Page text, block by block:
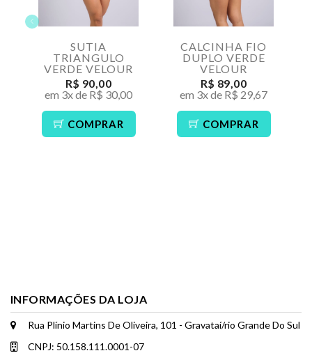
SUTIA
TRIANGULO
VERDE VELOUR
R$ 90,00
em 3x de R$ 30,00
COMPRAR
CALCINHA FIO
DUPLO VERDE
VELOUR
R$ 89,00
em 3x de R$ 29,67
COMPRAR
INFORMAÇÕES DA LOJA
Rua Plínio Martins De Oliveira, 101 - Gravataí/rio Grande Do Sul
CNPJ: 50.158.111.0001-07